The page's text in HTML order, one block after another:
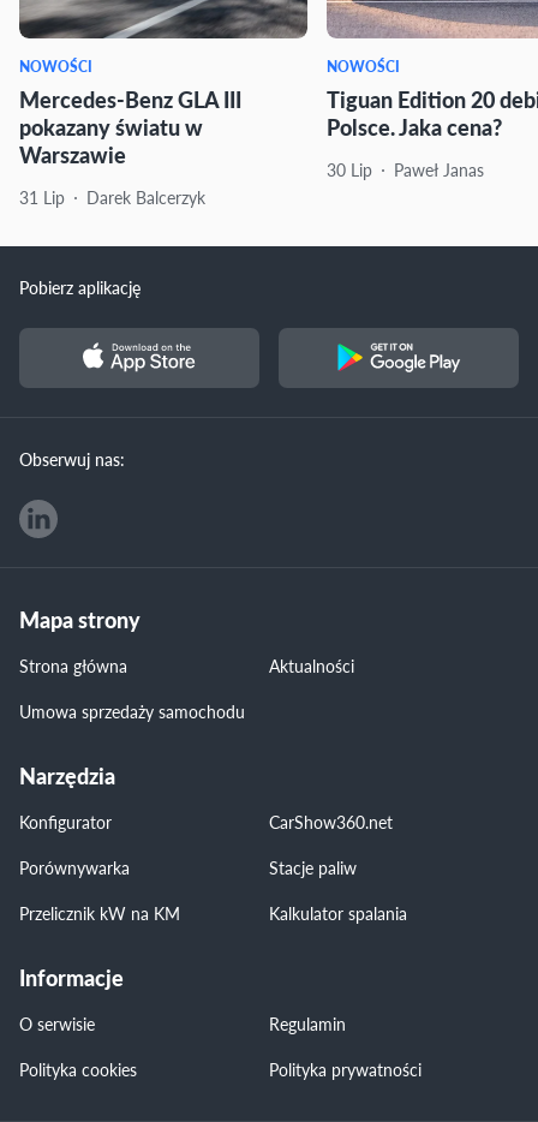
NOWOŚCI
Mercedes-Benz GLA III
pokazany światu w
Warszawie
31 Lip Darek Balcerzyk
NOWOŚCI
Tiguan Edition 20
Polsce. Jaka cena?
30 Lip Paweł Janas
Pobierz aplikację
Obserwuj nas:
Mapa strony
Strona główna
Aktualności
Umowa sprzedaży samochodu
Narzędzia
Konfigurator
CarShow360.net
Porównywarka
Stacje paliw
Przelicznik kW na KM
Kalkulator spalania
Informacje
O serwisie
Regulamin
Polityka cookies
Polityka prywatności